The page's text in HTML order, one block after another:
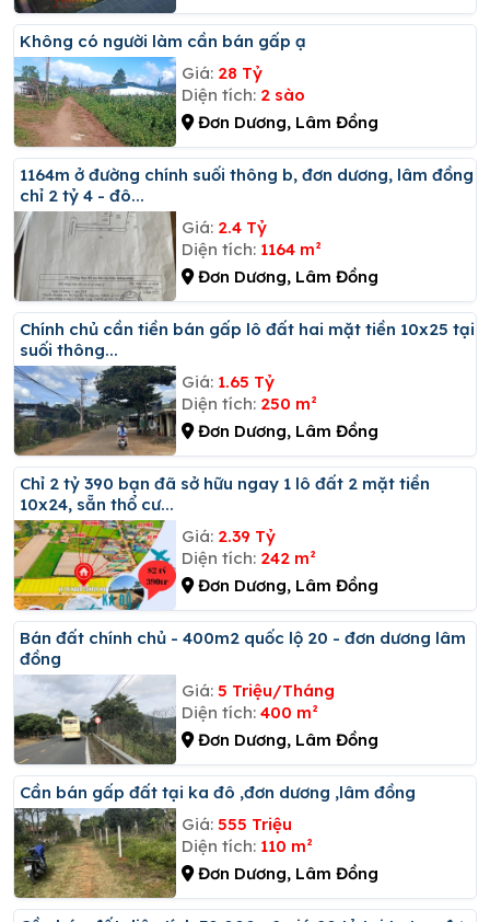
Không có người làm cần bán gấp ạ
Giá: 28 Tỷ
Diện tích: 2 sào
Đơn Dương, Lâm Đồng
1164m ở đường chính suối thông b, đơn dương, lâm đồng
chỉ 2 tỷ 4 - đô...
Giá: 2.4 Tỷ
Diện tích: 1164 m²
Đơn Dương, Lâm Đồng
Chính chủ cần tiền bán gấp lô đất hai mặt tiền 10x25 tại
suối thông...
Giá: 1.65 Tỷ
Diện tích: 250 m²
Đơn Dương, Lâm Đồng
Chỉ 2 tỷ 390 bạn đã sở hữu ngay 1 lô đất 2 mặt tiền
10x24, sẵn thổ cư...
Giá: 2.39 Tỷ
Diện tích: 242 m²
Đơn Dương, Lâm Đồng
Bán đất chính chủ - 400m2 quốc lộ 20 - đơn dương lâm
đồng
Giá: 5 Triệu/Tháng
Diện tích: 400 m²
Đơn Dương, Lâm Đồng
Cần bán gấp đất tại ka đô ,đơn dương ,lâm đồng
Giá: 555 Triệu
Diện tích: 110 m²
Đơn Dương, Lâm Đồng